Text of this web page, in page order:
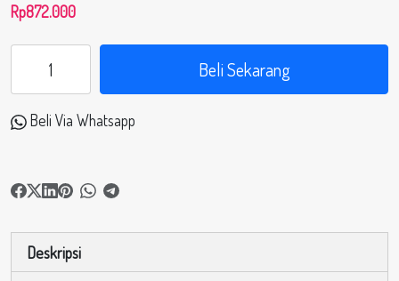
Rp872.000
Beli Sekarang
Beli Via Whatsapp
Deskripsi